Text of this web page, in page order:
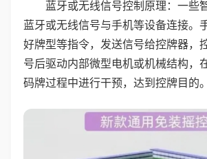
蓝牙或无线信号控制原理：一些
蓝牙或无线信号与手机等设备连接。
好牌型等指令，发送信号给控牌器，
号后驱动内部微型电机或机械结构，
码牌过程中进行干预，达到控牌目的。